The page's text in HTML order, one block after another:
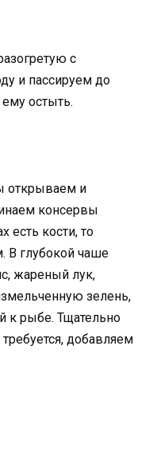
с
и пассируем до
остыть.
открываем и
консервы
есть кости, то
В глубокой чаше
жареный лук,
зелень,
к рыбе. Тщательно
добавляем